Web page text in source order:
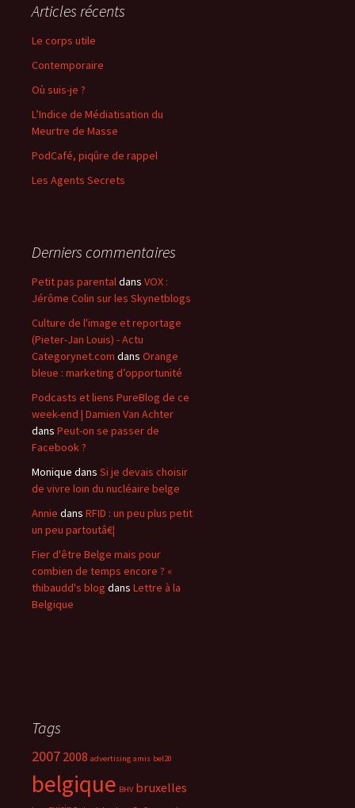
Articles récents
Le corps utile
Contemporaire
Où suis-je ?
L’Indice de Médiatisation du
Meurtre de Masse
PodCafé, piqûre de rappel
Les Agents Secrets
Derniers commentaires
Petit pas parentaldans VOX :
Jérôme Colin sur les Skynetblogs
Culture de l'image et reportage
(Pieter-Jan Louis) - Actu
Categorynet.com dans Orange
bleue : marketing d’opportunité
Podcasts et liens PureBlog de ce
week-end | Damien Van Achter
dans Peut-on se passer de
Facebook ?
Monique dans Si je devais choisir
de vivre loin du nucléaire belge
Annie dans RFID : un peu plus petit
un peu partoutâ€¦
Fier d'être Belge mais pour
combien de temps encore ? «
thibaudd's blog dans Lettre à la
Belgique
Tags
2007 2008 advertising amis bel20
belgique BHV bruxelles